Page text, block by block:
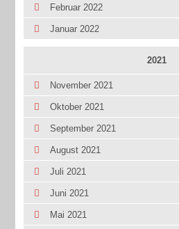
Februar 2022
Januar 2022
2021
November 2021
Oktober 2021
September 2021
August 2021
Juli 2021
Juni 2021
Mai 2021